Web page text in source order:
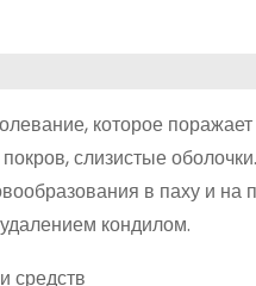
которое
слизистые
в паху и
кондилом.